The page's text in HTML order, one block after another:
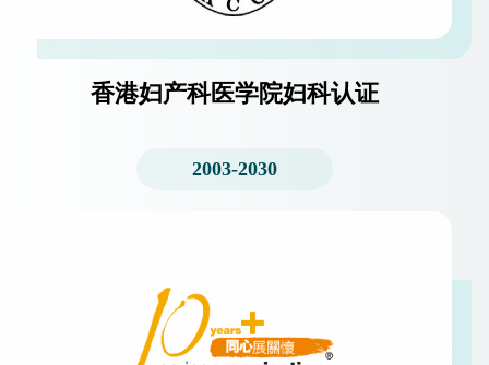
香港妇产科医学院妇科认证
2003-2030